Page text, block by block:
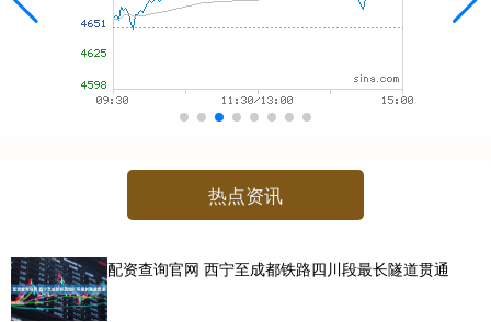
热点资讯
配资查询官网 西宁至成都铁路四川段最长隧道贯通